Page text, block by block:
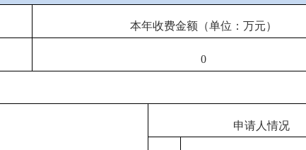
本年收费金额（单位：万元）
0
申请人情况